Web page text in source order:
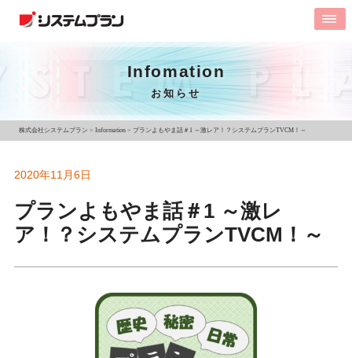
Infomation
お知らせ
株式会社システムプラン >Information > プランよもやま話＃1 ～激レア！？システムプランTVCM！～
2020年11月6日
プランよもやま話＃1 ～激レ
ア！？システムプランTVCM！～